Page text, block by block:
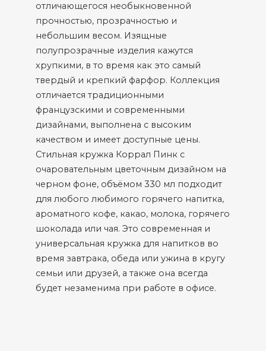
отличающегося необыкновенной
прочностью, прозрачностью и
небольшим весом. Изящные
полупрозрачные изделия кажутся
хрупкими, в то время как это самый
твердый и крепкий фарфор. Коллекция
отличается традиционными
французскими и современными
дизайнами, выполнена с высоким
качеством и имеет доступные цены.
Стильная кружка Коррал Пинк с
очаровательным цветочным дизайном на
черном фоне, объёмом 330 мл подходит
для любого любимого горячего напитка,
ароматного кофе, какао, молока, горячего
шоколада или чая. Это современная и
универсальная кружка для напитков во
время завтрака, обеда или ужина в кругу
семьи или друзей, а также она всегда
будет незаменима при работе в офисе.